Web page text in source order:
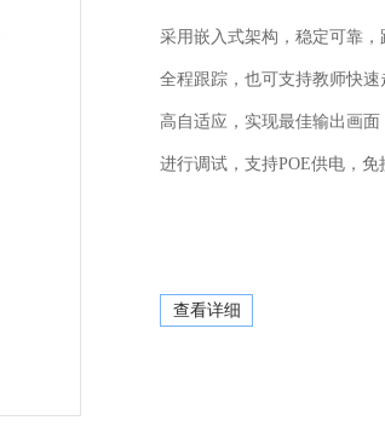
采用嵌入式架构，稳定可靠
全程跟踪，也可支持教师快
高自适应，实现最佳输出画
进行调试，支持POE供电，免
查看详细